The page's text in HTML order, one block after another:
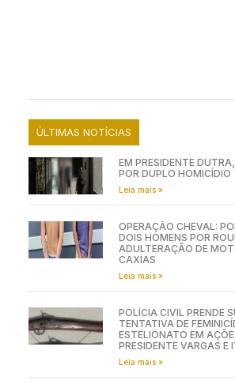
ÚLTIMAS NOTÍCIAS
EM PRESIDENTE
POR DUPLO HOMICÍDIO
Leia mais »
OPERAÇÃO CHEVAL:
DOIS HOMENS POR
ADULTERAÇÃO DE
CAXIAS
Leia mais »
POLÍCIA CIVIL PRENDE
TENTATIVA DE
ESTELIONATO EM
PRESIDENTE VARGAS E
Leia mais »